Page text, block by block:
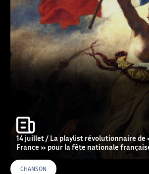
14 juillet / La playlist révolutionnaire de
France » pour la fête nationale
CHANSON